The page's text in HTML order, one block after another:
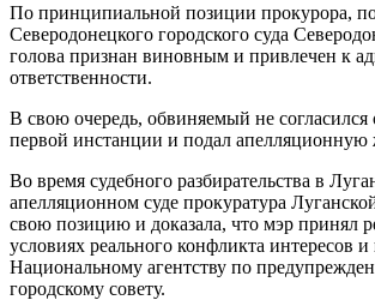
По принципиальной позиции прокурора,
Северодонецкого городского суда
голова признан виновным и привлечен к
ответственности.
В свою очередь, обвиняемый не согласился
первой инстанции и подал апелляционную
Во время судебного разбирательства в
апелляционном суде прокуратура
свою позицию и доказала, что мэр принял
условиях реального конфликта интересов
Национальному агентству по
городскому совету.